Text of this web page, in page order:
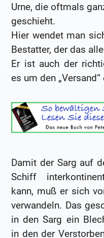
Urne, die oftmals
geschieht.
Hier wendet man
Bestatter, der das
Er ist auch der
es um den
Damit der Sarg auf
Schiff
kann, muß er sich
verwandeln. Das
in den Sarg ein
in den der